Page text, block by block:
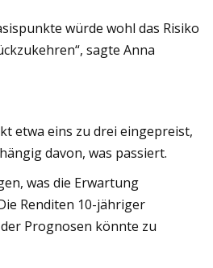
würde wohl das Risiko
sagte Anna
etwa eins zu drei eingepreist,
davon, was passiert.
was die Erwartung
Renditen 10-jähriger
Prognosen könnte zu